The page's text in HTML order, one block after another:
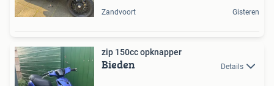
Zandvoort Gisteren
zip 150cc opknapper
Bieden Details